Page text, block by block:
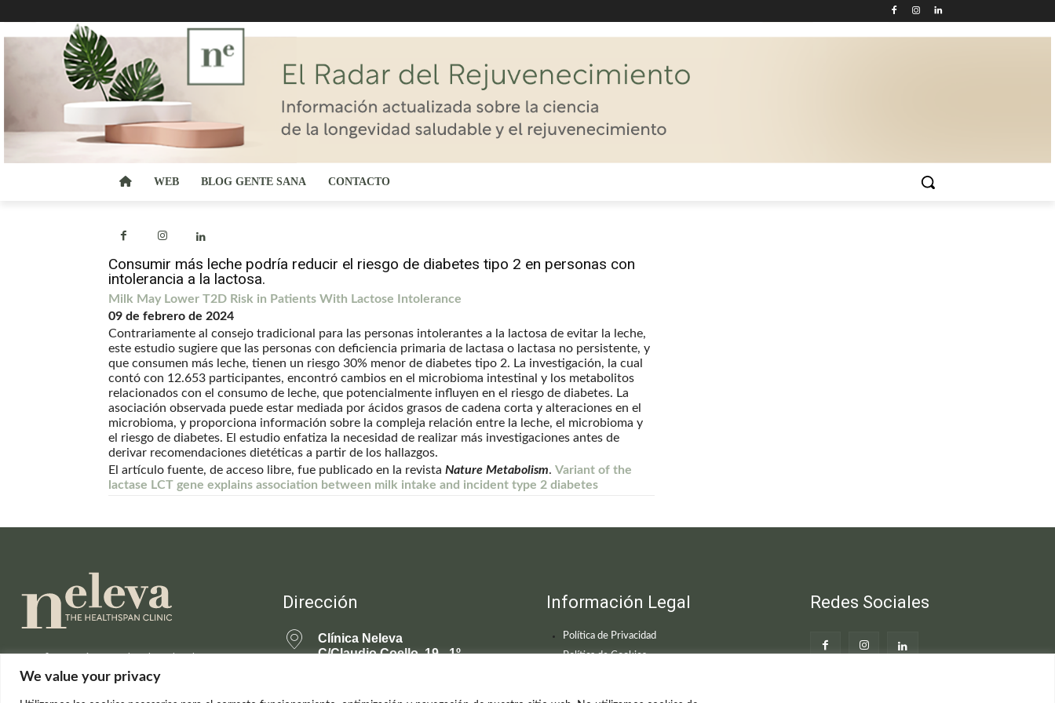
We value your privacy
WEB BLOG GENTE SANA CONTACTO
Consumir más leche podría reducir el riesgo de diabetes tipo 2 en personas con
intolerancia a la lactosa.
Milk May Lower T2D Risk in Patients With Lactose Intolerance
09 de febrero de 2024
Contrariamente al consejo tradicional para las personas intolerantes a la lactosa de evitar la leche,
este estudio sugiere que las personas con deficiencia primaria de lactasa o lactasa no persistente, y
que consumen más leche, tienen un riesgo 30% menor de diabetes tipo 2. La investigación, la cual
contó con 12.653 participantes, encontró cambios en el microbioma intestinal y los metabolitos
relacionados con el consumo de leche, que potencialmente influyen en el riesgo de diabetes. La
asociación observada puede estar mediada por ácidos grasos de cadena corta y alteraciones en el
microbioma, y proporciona información sobre la compleja relación entre la leche, el microbioma y
el riesgo de diabetes. El estudio enfatiza la necesidad de realizar más investigaciones antes de
derivar recomendaciones dietéticas a partir de los hallazgos.
El artículo fuente, de acceso libre, fue publicado en la revista Nature Metabolism. Variant of the
lactase LCT gene explains association between milk intake and incident type 2 diabetes
Información actualizada sobre la
ciencia de la longevidad saludable y el
Dirección
Clínica Neleva
C/Claudio Coello, 19 - 1º
Información Legal
Política de Privacidad
Política de Cookies
Redes Sociales